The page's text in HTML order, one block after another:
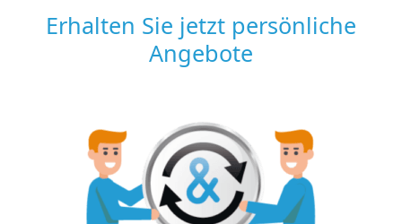
Erhalten Sie jetzt persönliche
Angebote